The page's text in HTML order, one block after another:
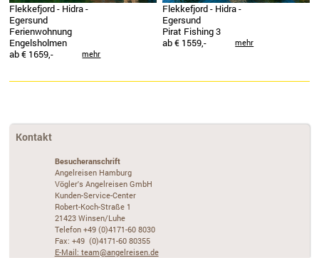
Flekkefjord - Hidra -
Egersund
Ferienwohnung
Engelsholmen
ab € 1659,-
mehr
Flekkefjord - Hidra -
Egersund
Pirat Fishing 3
ab € 1559,-
mehr
Kontakt
Besucheranschrift
Angelreisen Hamburg
Vögler's Angelreisen GmbH
Kunden-Service-Center
Robert-Koch-Straße 1
21423 Winsen/Luhe
Telefon +49 (0)4171-60 8030
Fax: +49 (0)4171-60 80355
E-Mail: team@angelreisen.de